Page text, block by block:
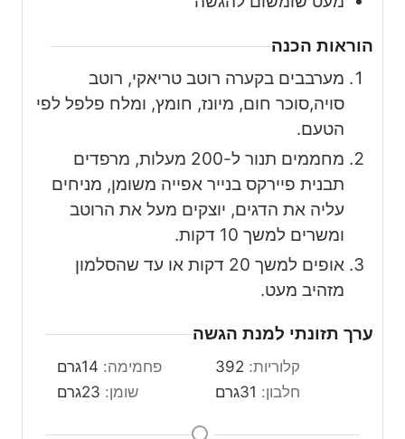
הוראות הכנה
מערבבים בקערה רוטב טריאקי, רוטב
סויה,סוכר חום, מיונז, חומץ, ומלח פלפל לפי
הטעם.
מחממים תנור ל-200 מעלות, מרפדים
תבנית פיירקס בנייר אפייה משומן, מניחים
עליה את הדגים, יוצקים מעל את הרוטב
ומשרים למשך 10 דקות.
אופים למשך 20 דקות או עד שהסלמון
מזהיב מעט.
ערך תזונתי למנת הגשה
קלוריות: 392 פחמימה: 14גרם
חלבון: 31גרם שומן: 23גרם